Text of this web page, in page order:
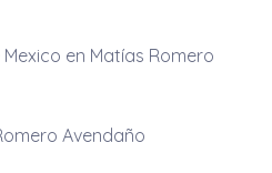
en Matías Romero
Avendaño